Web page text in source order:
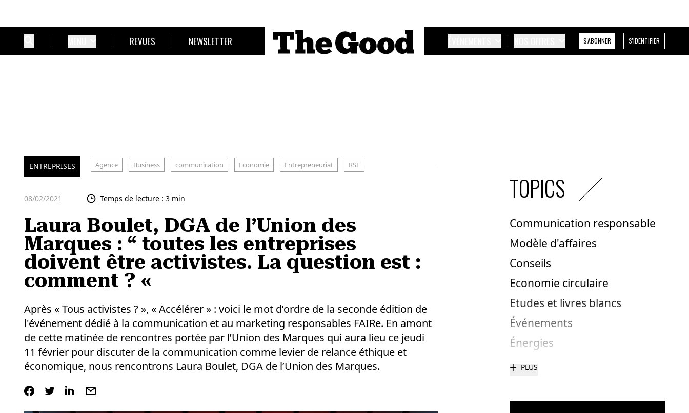
REVUES NEWSLETTER S'ABONNER S'IDENTIFIER
ENTREPRISES Agence Business communication Economie Entrepreneuriat RSE
08/02/2021 Temps de lecture : 3 min
Laura Boulet, DGA de l’Union des
Marques : “ toutes les entreprises
doivent être activistes. La question est :
comment ? «
Après « Tous activistes ? », « Accélérer » : voici le mot d’ordre de la seconde édition de
l'événement dédié à la communication et au marketing responsables FAIRe. En amont
de cette matinée de rencontres portée par l’Union des Marques qui aura lieu ce jeudi
11 février pour discuter de la communication comme levier de relance éthique et
économique, nous rencontrons Laura Boulet, DGA de l’Union des Marques.
TOPICS
Communication responsable
Modèle d'affaires
Conseils
Economie circulaire
Etudes et livres blancs
Événements
Énergies
+ PLUS